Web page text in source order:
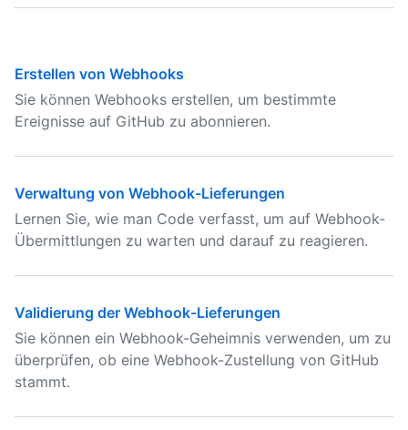
Erstellen von Webhooks
Sie können Webhooks erstellen, um bestimmte
Ereignisse auf GitHub zu abonnieren.
Verwaltung von Webhook-Lieferungen
Lernen Sie, wie man Code verfasst, um auf Webhook-
Übermittlungen zu warten und darauf zu reagieren.
Validierung der Webhook-Lieferungen
Sie können ein Webhook-Geheimnis verwenden, um zu
überprüfen, ob eine Webhook-Zustellung von GitHub
stammt.